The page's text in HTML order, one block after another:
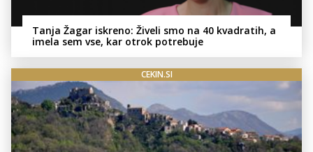
Tanja Žagar iskreno: Živeli smo na 40 kvadratih, a
imela sem vse, kar otrok potrebuje
CEKIN.SI